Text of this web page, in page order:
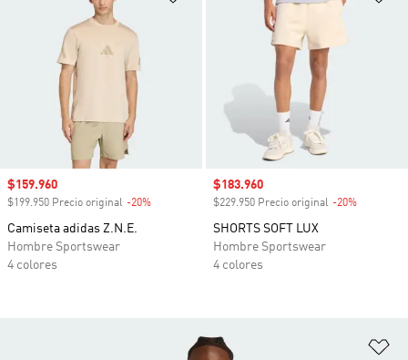
Precio de venta
$159.960
$199.950 Precio original -20%
Camiseta adidas Z.N.E.
Hombre Sportswear
4 colores
Precio de venta
$183.960
$229.950 Precio original -20%
SHORTS SOFT LUX
Hombre Sportswear
4 colores